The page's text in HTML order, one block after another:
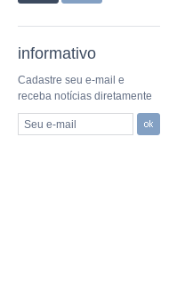
informativo
Cadastre seu e-mail e
receba notícias diretamente
Seu e-mail